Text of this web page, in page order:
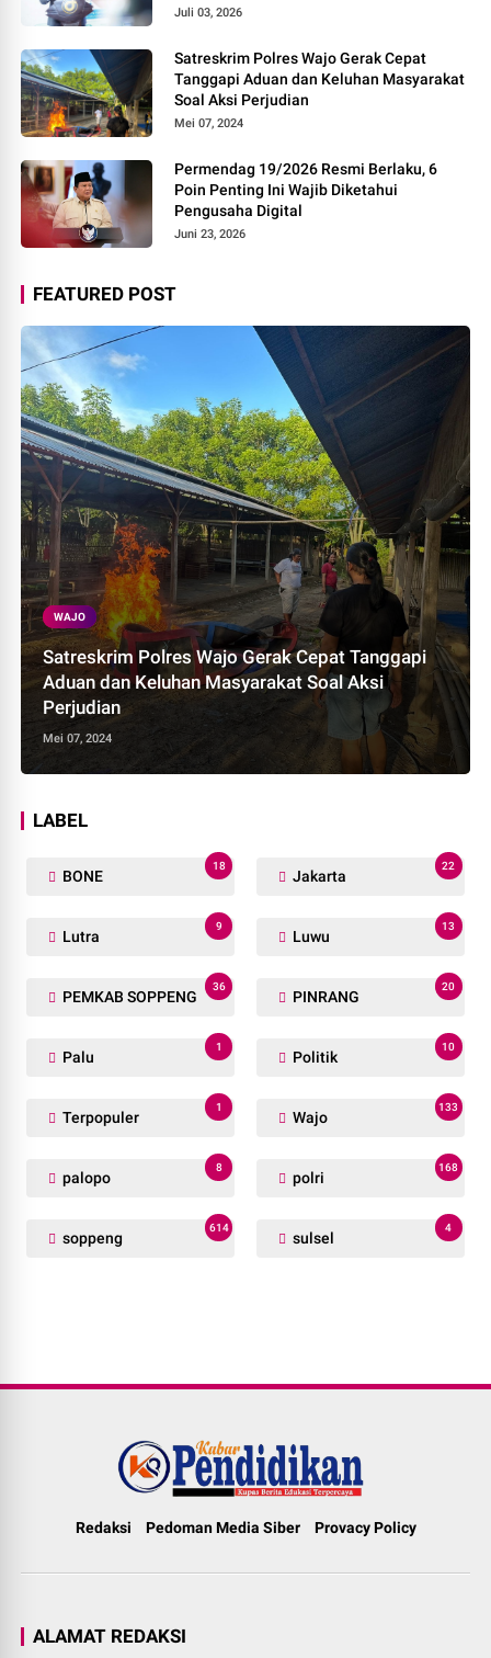
Praktisi
Juli 03, 2026
Satreskrim Polres Wajo Gerak Cepat
Tanggapi Aduan dan Keluhan Masyarakat
Soal Aksi Perjudian
Mei 07, 2024
Permendag 19/2026 Resmi Berlaku, 6
Poin Penting Ini Wajib Diketahui
Pengusaha Digital
Juni 23, 2026
FEATURED POST
WAJO
Satreskrim Polres Wajo Gerak Cepat Tanggapi
Aduan dan Keluhan Masyarakat Soal Aksi
Perjudian
Mei 07, 2024
LABEL
BONE
18
Jakarta
22
Lutra
9
Luwu
13
PEMKAB SOPPENG
36
PINRANG
20
Palu
1
Politik
10
Terpopuler
1
Wajo
133
palopo
8
polri
168
soppeng
614
sulsel
4
Redaksi Pedoman Media Siber Provacy Policy
ALAMAT REDAKSI